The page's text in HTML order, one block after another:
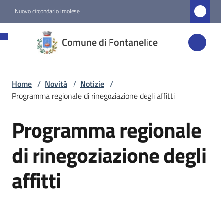
Nuovo circondario imolese
Comune di Fontanelice
Fontanelice
Amministrazione
Menu selezionato
Servizi
Vivere
Home / Novità / Notizie /
Programma regionale di rinegoziazione degli affitti
Salta al contenuto
Programma regionale
di rinegoziazione degli
affitti